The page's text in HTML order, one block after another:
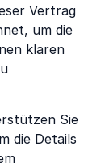
Vertrag
um die
klaren
Sie
die Details